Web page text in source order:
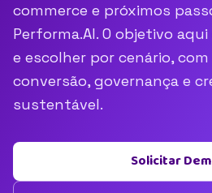
commerce e próximos
Performa.AI. O objetivo
e escolher por cenário,
conversão, governança e
sustentável.
Solicitar